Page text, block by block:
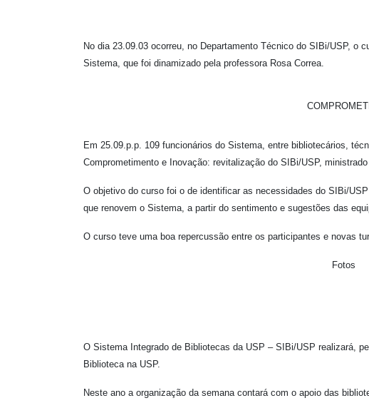
No dia 23.09.03 ocorreu, no Departamento Técnico do SIBi/USP, o
Sistema, que foi dinamizado pela professora Rosa Correa.
Em 25.09.p.p. 109 funcionários do Sistema, entre bibliotecários,
Comprometimento e Inovação: revitalização do SIBi/USP,
O objetivo do curso foi o de identificar as necessidades do SIBi/
que renovem o Sistema, a partir do sentimento e sugestões das
O curso teve uma boa repercussão entre os participantes e novas
Fotos
O Sistema Integrado de Bibliotecas da USP – SIBi/USP realizará,
Biblioteca na USP.
Neste ano a organização da semana contará com o apoio das